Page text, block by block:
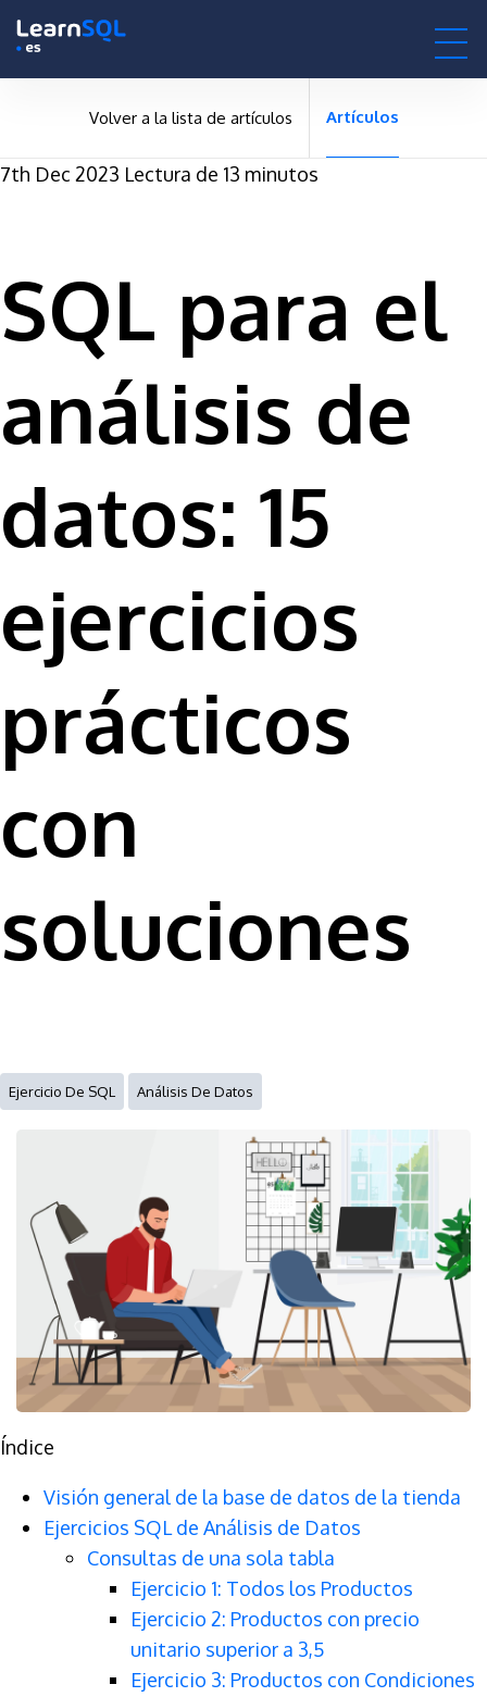
Volver a la lista de artículos Artículos
7th Dec 2023 Lectura de 13 minutos
SQL para el
análisis de
datos: 15
ejercicios
prácticos
con
soluciones
Ejercicio De SQL Análisis De Datos
Índice
Visión general de la base de datos de la tienda
Ejercicios SQL de Análisis de Datos
Consultas de una sola tabla
Ejercicio 1: Todos los Productos
Ejercicio 2: Productos con precio
unitario superior a 3,5
Ejercicio 3: Productos con Condiciones